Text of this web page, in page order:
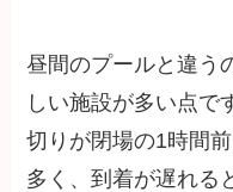
昼間のプールと違う
しい施設が多い点で
切りが閉場の1時間
多く、到着が遅れる